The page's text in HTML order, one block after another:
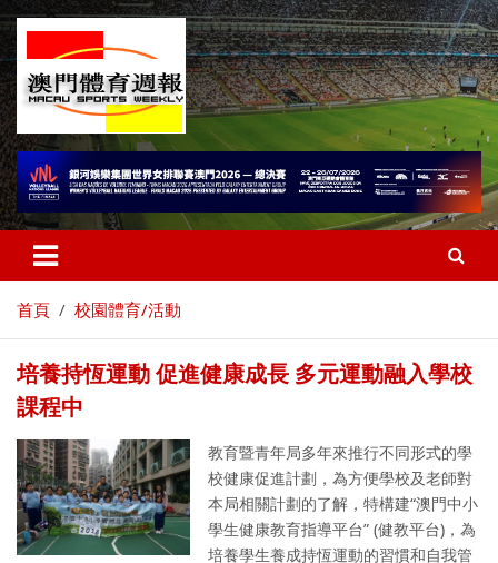
首頁 校園體育/活動
培養持恆運動 促進健康成長 多元運動融入學校
課程中
教育暨青年局多年來推行不同形式的學
校健康促進計劃，為方便學校及老師對
本局相關計劃的了解，特構建“澳門中小
學生健康教育指導平台” (健教平台)，為
培養學生養成持恆運動的習慣和自我管